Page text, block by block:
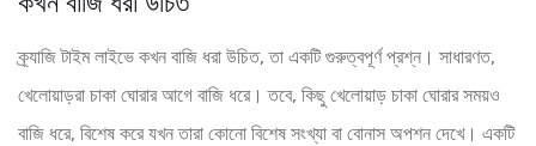
ক্র্যাজি টাইম লাইভে কখন বাজি ধরা উচিত, তা একটি গুরুত্বপূর্ণ প্রশ্ন। সাধারণত,
খেলোয়াড়রা চাকা ঘোরার আগে বাজি ধরে। তবে, কিছু খেলোয়াড় চাকা ঘোরার সময়ও
বাজি ধরে, বিশেষ করে যখন তারা কোনো বিশেষ সংখ্যা বা বোনাস অপশন দেখে। একটি